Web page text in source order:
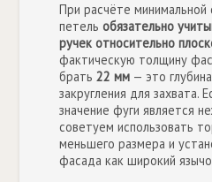
При расчёте минимальной
петельобязательно
ручек относительно
фактическую толщину
брать22 мм — это
закругления для захвата.
значение фуги является
советуем использовать
меньшего размера и
фасада как широкий